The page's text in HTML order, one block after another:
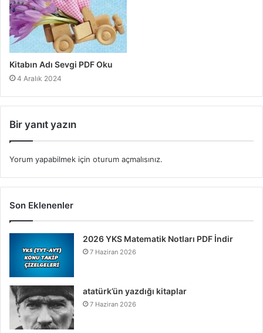
Kitabın Adı Sevgi PDF Oku
4 Aralık 2024
Bir yanıt yazın
Yorum yapabilmek için oturum açmalısınız.
Son Eklenenler
2026 YKS Matematik Notları PDF İndir
7 Haziran 2026
atatürk’ün yazdığı kitaplar
7 Haziran 2026